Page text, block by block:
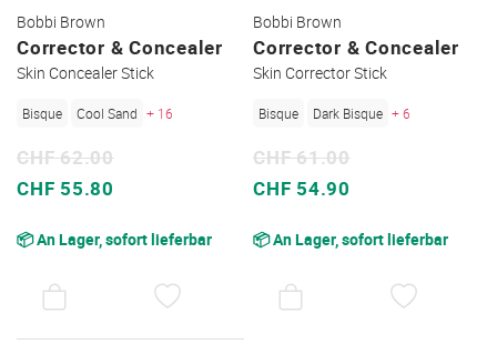
Bobbi Brown
Corrector & Concealer
Skin Concealer Stick
Bisque Cool Sand + 16
Sonderpreis
CHF 55.80
CHF 62.00
📦 An Lager, sofort lieferbar
Bobbi Brown
Corrector & Concealer
Skin Corrector Stick
Bisque Dark Bisque + 6
Sonderpreis
CHF 54.90
CHF 61.00
📦 An Lager, sofort lieferbar